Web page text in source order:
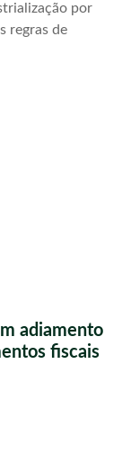
por
regras de
adiamento
fiscais